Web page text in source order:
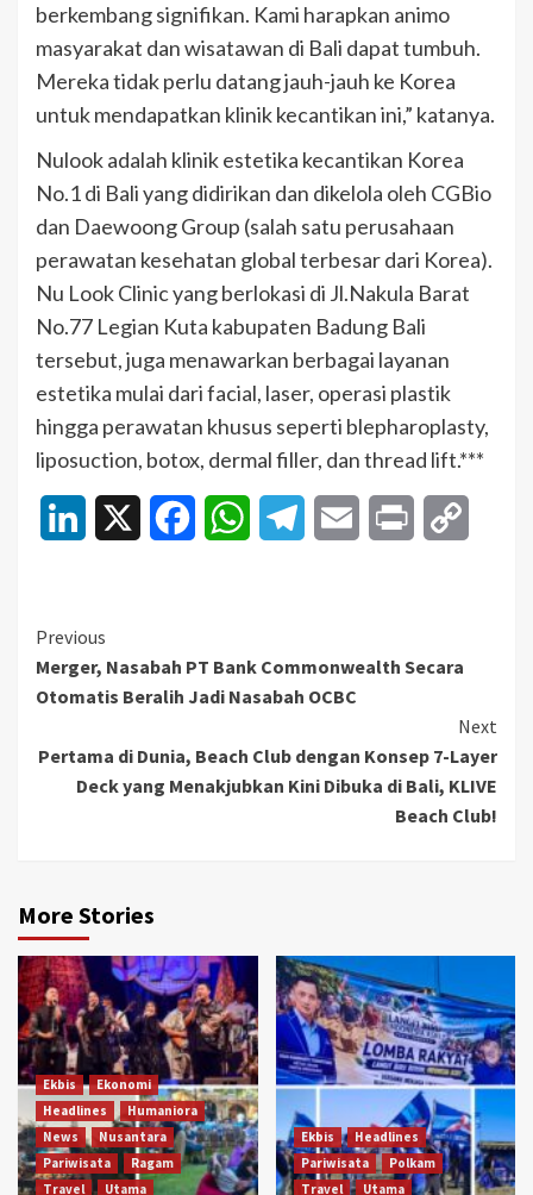
berkembang signifikan. Kami harapkan animo
masyarakat dan wisatawan di Bali dapat tumbuh.
Mereka tidak perlu datang jauh-jauh ke Korea
untuk mendapatkan klinik kecantikan ini,” katanya.
Nulook adalah klinik estetika kecantikan Korea
No.1 di Bali yang didirikan dan dikelola oleh CGBio
dan Daewoong Group (salah satu perusahaan
perawatan kesehatan global terbesar dari Korea).
Nu Look Clinic yang berlokasi di Jl.Nakula Barat
No.77 Legian Kuta kabupaten Badung Bali
tersebut, juga menawarkan berbagai layanan
estetika mulai dari facial, laser, operasi plastik
hingga perawatan khusus seperti blepharoplasty,
liposuction, botox, dermal filler, dan thread lift.***
LinkedIn FacebookWhatsAppTelegramEmail Print
Continue
Reading
Previous
Merger, Nasabah PT Bank Commonwealth Secara
Otomatis Beralih Jadi Nasabah OCBC
Next
Pertama di Dunia, Beach Club dengan Konsep 7-Layer
Deck yang Menakjubkan Kini Dibuka di Bali, KLIVE
Beach Club!
More Stories
Ekbis
Ekonomi
Headlines
Humaniora
News
Nusantara
Pariwisata
Ragam
Travel
Utama
Ekbis
Headlines
Pariwisata
Polkam
Travel
Utama